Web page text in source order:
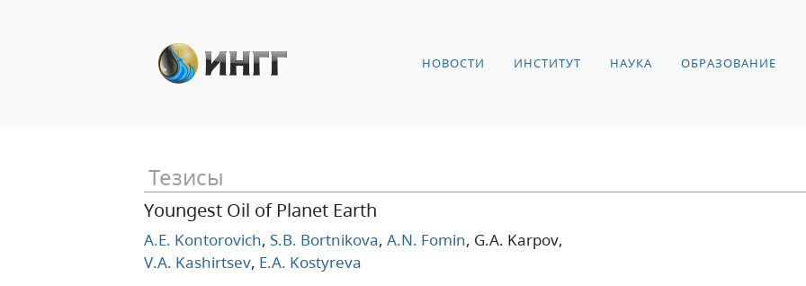
НОВОСТИ ИНСТИТУТ НАУКА ОБРАЗОВАНИЕ
Тезисы
Youngest Oil of Planet Earth
A.E. Kontorovich, S.B. Bortnikova, A.N. Fomin, G.A. Karpov,
V.A. Kashirtsev, E.A. Kostyreva